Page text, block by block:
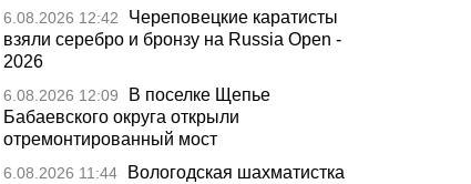
6.08.2026 12:42
Череповецкие каратисты
взяли серебро и бронзу на Russia Open -
2026
6.08.2026 12:09
В поселке Щепье
Бабаевского округа открыли
отремонтированный мост
6.08.2026 11:44
Вологодская шахматистка